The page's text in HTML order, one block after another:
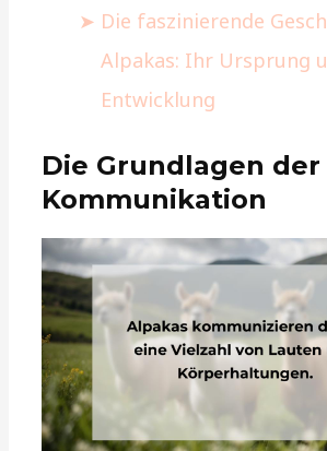
Die faszinierende
Alpakas: Ihr Ursprung
Entwicklung
Die Grundlagen der
Kommunikation